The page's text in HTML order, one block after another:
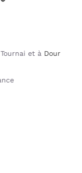
et à Dour